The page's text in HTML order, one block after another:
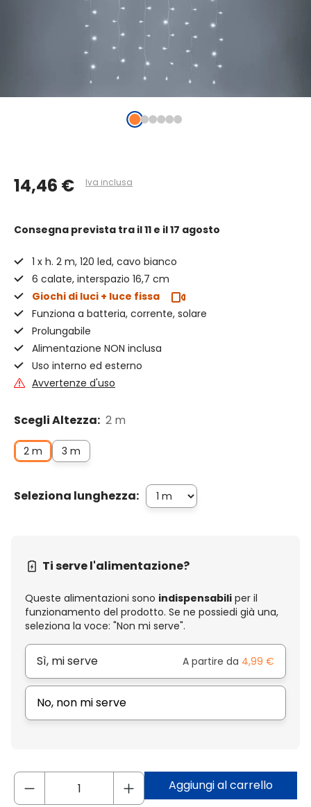
14,46 € Iva inclusa
Consegna prevista tra il 11 e il 17 agosto
1 x h. 2 m, 120 led, cavo bianco
6 calate, interspazio 16,7 cm
Giochi di luci + luce fissa
Funziona a batteria, corrente, solare
Prolungabile
Alimentazione NON inclusa
Uso interno ed esterno
Avvertenze d'uso
Scegli Altezza: 2 m
2 m 3 m
Seleziona lunghezza:
Ti serve l'alimentazione?
Queste alimentazioni sono indispensabili per il
funzionamento del prodotto. Se ne possiedi già una,
seleziona la voce: "Non mi serve".
Sì, mi serve A partire da 4,99 €
No, non mi serve
Aggiungi al carrello